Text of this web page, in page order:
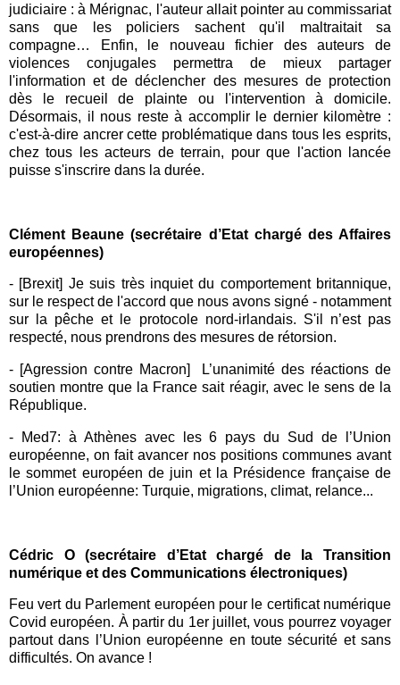
judiciaire : à Mérignac, l'auteur allait pointer au commissariat
sans que les policiers sachent qu'il maltraitait sa
compagne… Enfin, le nouveau fichier des auteurs de
violences conjugales permettra de mieux partager
l'information et de déclencher des mesures de protection
dès le recueil de plainte ou l'intervention à domicile.
Désormais, il nous reste à accomplir le dernier kilomètre :
c'est-à-dire ancrer cette problématique dans tous les esprits,
chez tous les acteurs de terrain, pour que l'action lancée
puisse s'inscrire dans la durée.
Clément Beaune (secrétaire d’Etat chargé des Affaires
européennes)
- [Brexit] Je suis très inquiet du comportement britannique,
sur le respect de l'accord que nous avons signé - notamment
sur la pêche et le protocole nord-irlandais. S'il n’est pas
respecté, nous prendrons des mesures de rétorsion.
- [Agression contre Macron] L’unanimité des réactions de
soutien montre que la Francesait réagir, avec le sens de la
République.
- Med7: à Athènesavec les 6 pays du Sud de l’Union
européenne, on fait avancer nos positions communes avant
le sommet européen de juin et la Présidence françaisede
l’Union européenne: Turquie, migrations, climat, relance...
Cédric O (secrétaire d’Etat chargé de la Transition
numérique et des Communications électroniques)
Feu vert du Parlement européen pour le certificat numérique
Covid européen. À partir du 1er juillet, vous pourrez voyager
partout dans l’Union européenne en toute sécurité et sans
difficultés. On avance !